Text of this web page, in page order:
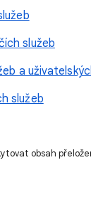
služeb
a
služeb
obsah